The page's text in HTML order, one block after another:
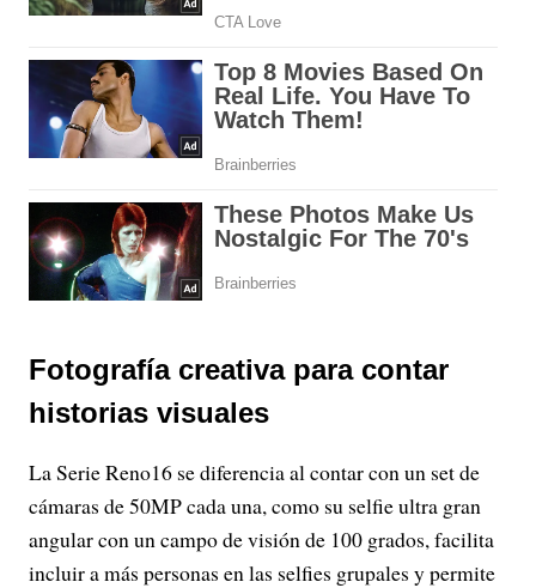
Fotografía creativa para contar
historias visuales
La Serie Reno16 se diferencia al contar con un set de
cámaras de 50MP cada una, como su selfie ultra gran
angular con un campo de visión de 100 grados, facilita
incluir a más personas en las selfies grupales y permite